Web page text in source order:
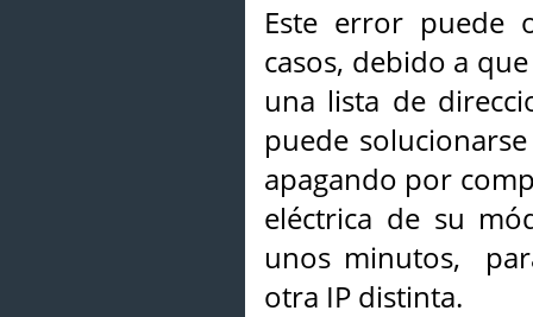
Este error puede
casos, debido a
una lista de
puede
apagando por
eléctrica de su
unos minutos,
otra IP distinta.